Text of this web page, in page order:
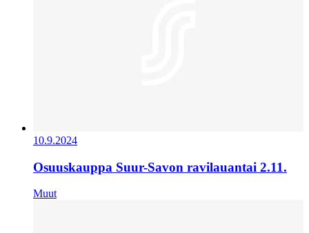
10.9.2024
Osuuskauppa Suur-Savon ravilauantai 2.11.
Muut